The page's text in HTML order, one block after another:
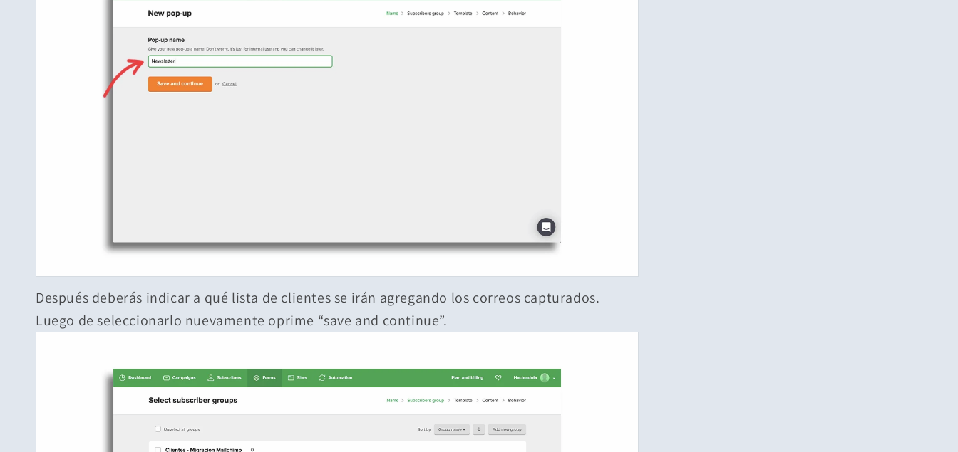
Después deberás indicar a qué lista de clientes se irán agregando los correos capturados.
Luego de seleccionarlo nuevamente oprime “save and continue”.